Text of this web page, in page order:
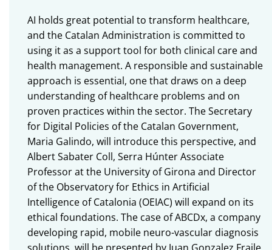
AI holds great potential to transform healthcare,
and the Catalan Administration is committed to
using it as a support tool for both clinical care and
health management. A responsible and sustainable
approach is essential, one that draws on a deep
understanding of healthcare problems and on
proven practices within the sector. The Secretary
for Digital Policies of the Catalan Government,
Maria Galindo, will introduce this perspective, and
Albert Sabater Coll, Serra Húnter Associate
Professor at the University of Girona and Director
of the Observatory for Ethics in Artificial
Intelligence of Catalonia (OEIAC) will expand on its
ethical foundations. The case of ABCDx, a company
developing rapid, mobile neuro-vascular diagnosis
solutions, will be presented by Juan Gonzalez Fraile